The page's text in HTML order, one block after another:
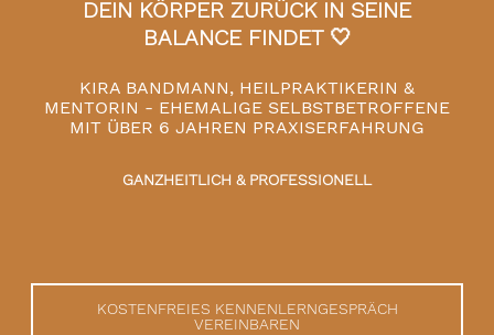
DEIN KÖRPER ZURÜCK IN SEINE
BALANCE FINDET 🤍
KIRA BANDMANN, HEILPRAKTIKERIN &
MENTORIN - EHEMALIGE SELBSTBETROFFENE
MIT ÜBER 6 JAHREN PRAXISERFAHRUNG
GANZHEITLICH & PROFESSIONELL
KOSTENFREIES KENNENLERNGESPRÄCH
VEREINBAREN